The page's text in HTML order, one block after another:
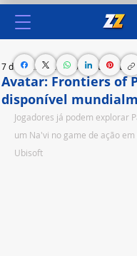
Avatar: Frontiers of
disponível
7 de dez. de 2023 5 min de leitura
Jogadores já podem explorar
um Na'vi no game de ação
Ubisoft